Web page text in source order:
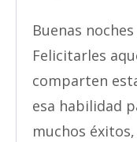
Buenas noches
Felicitarles
comparten
esa habilidad
muchos